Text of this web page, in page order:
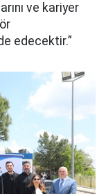
ve kariyer
edecektir.”